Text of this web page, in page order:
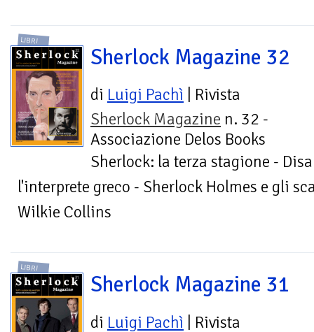
LIBRI
Sherlock Magazine 32
di Luigi Pachì | Rivista
Sherlock Magazine n. 32 -
Associazione Delos Books
Sherlock: la terza stagione -
l'interprete greco - Sherlock Holmes e gli
Wilkie Collins
LIBRI
Sherlock Magazine 31
di Luigi Pachì | Rivista